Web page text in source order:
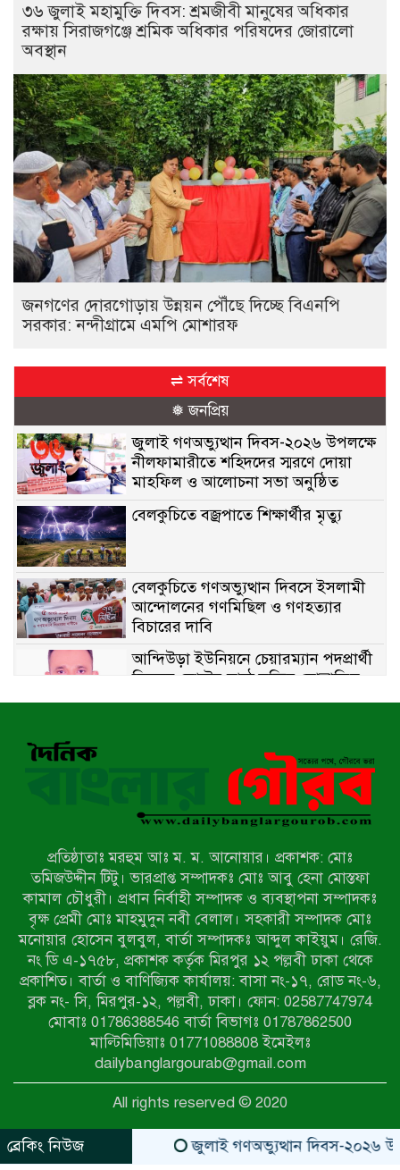
৩৬ জুলাই মহামুক্তি দিবস: শ্রমজীবী মানুষের অধিকার
রক্ষায় সিরাজগঞ্জে শ্রমিক অধিকার পরিষদের জোরালো
অবস্থান
জনগণের দোরগোড়ায় উন্নয়ন পৌঁছে দিচ্ছে বিএনপি
সরকার: নন্দীগ্রামে এমপি মোশারফ
⇌ সর্বশেষ
❅ জনপ্রিয়
জুলাই গণঅভ্যুত্থান দিবস-২০২৬ উপলক্ষে
নীলফামারীতে শহিদদের স্মরণে দোয়া
মাহফিল ও আলোচনা সভা অনুষ্ঠিত
বেলকুচিতে বজ্রপাতে শিক্ষার্থীর মৃত্যু
বেলকুচিতে গণঅভ্যুত্থান দিবসে ইসলামী
আন্দোলনের গণমিছিল ও গণহত্যার
বিচারের দাবি
আন্দিউড়া ইউনিয়নে চেয়ারম্যান পদপ্রার্থী
হিসেবে ভোটের মাঠে সক্রিয় মোত্তাকিম
চৌধুরী
নওগাঁয় সন্ত্রাসী হামলায় বিএনপি নেতা
গুরুতর জখম
টেকনাফের পাহাড়ে র‍্যাবের অভিযান:
অপহৃত ৩ রোহিঙ্গা উদ্ধার, গ্রেপ্তার ১
পোরশায় গণঅভ্যুত্থান দিবসে শহিদ ও
জুলাই যোদ্ধাদের সংবর্ধনা
৩৬ জুলাই মহামুক্তি দিবস: শ্রমজীবী
মানুষের অধিকার রক্ষায় সিরাজগঞ্জে শ্রমিক
অধিকার পরিষদের জোরালো অবস্থান
বাকেরগঞ্জে ইমাম, মোয়াজ্জিন ও
খাদেমদের সাথে এমপি আবুল হোসেনের
মতবিনিময় সভা
প্রতিষ্ঠাতাঃ মরহুম আঃ ম. ম. আনোয়ার। প্রকাশক: মোঃ
তমিজউদ্দীন টিটু। ভারপ্রাপ্ত সম্পাদকঃ মোঃ আবু হেনা মোস্তফা
কামাল চৌধুরী। প্রধান নির্বাহী সম্পাদক ও ব্যবস্থাপনা সম্পাদকঃ
বৃক্ষ প্রেমী মোঃ মাহমুদুন নবী বেলাল। সহকারী সম্পাদক মোঃ
মনোয়ার হোসেন বুলবুল, বার্তা সম্পাদকঃ আব্দুল কাইয়ুম। রেজি.
নং ডি এ-১৭৫৮, প্রকাশক কর্তৃক মিরপুর ১২ পল্লবী ঢাকা থেকে
প্রকাশিত। বার্তা ও বাণিজ্যিক কার্যালয়: বাসা নং-১৭, রোড নং-৬,
ব্লক নং- সি, মিরপুর-১২, পল্লবী, ঢাকা। ফোন: 02587747974
মোবাঃ 01786388546 বার্তা বিভাগঃ 01787862500
মাল্টিমিডিয়াঃ 01771088808 ইমেইলঃ
dailybanglargourab@gmail.com
All rights reserved © 2020
ব্রেকিং নিউজ
জুলাই গণঅভ্যুত্থান দিবস-২০২৬